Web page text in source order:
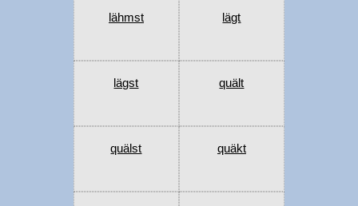
lähmst lägt
lägst quält
quälst quäkt